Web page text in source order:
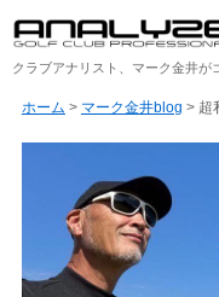
クラブアナリスト、マーク金井が
ホーム > マーク金井blog > 超